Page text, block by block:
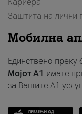
Заштита на лични
Мобилна
Единствено преку
Мојот A1 имате
за Вашите A1